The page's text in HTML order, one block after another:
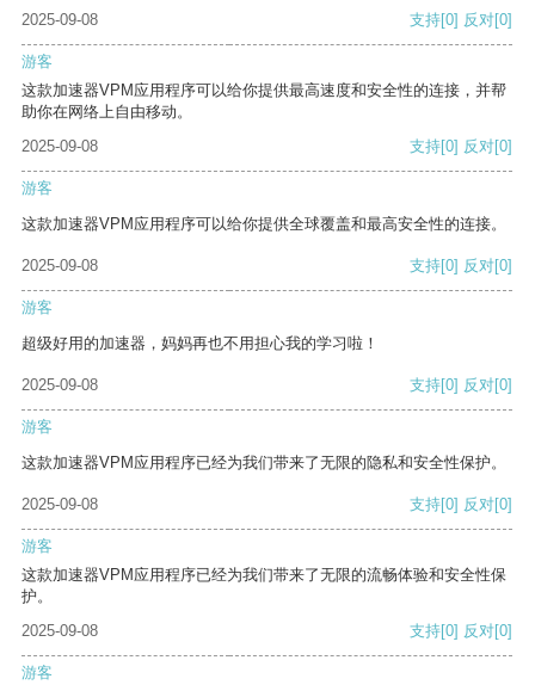
2025-09-08 支持[0] 反对[0]
游客
这款加速器VPM应用程序可以给你提供最高速度和安全性的连接，并帮
助你在网络上自由移动。
2025-09-08
支持[0] 反对[0]
游客
这款加速器VPM应用程序可以给你提供全球覆盖和最高安全性的连接。
2025-09-08 支持[0] 反对[0]
游客
超级好用的加速器，妈妈再也不用担心我的学习啦！
2025-09-08 支持[0] 反对[0]
游客
这款加速器VPM应用程序已经为我们带来了无限的隐私和安全性保护。
2025-09-08 支持[0] 反对[0]
游客
这款加速器VPM应用程序已经为我们带来了无限的流畅体验和安全性保
护。
2025-09-08
支持[0] 反对[0]
游客